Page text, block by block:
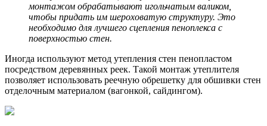
монтажом обрабатывают игольчатым валиком,
чтобы придать им шероховатую структуру. Это
необходимо для лучшего сцепления пеноплекса с
поверхностью стен.
Иногда используют метод утепления стен пенопластом
посредством деревянных реек. Такой монтаж утеплителя
позволяет использовать реечную обрешетку для обшивки стен
отделочным материалом (вагонкой, сайдингом).